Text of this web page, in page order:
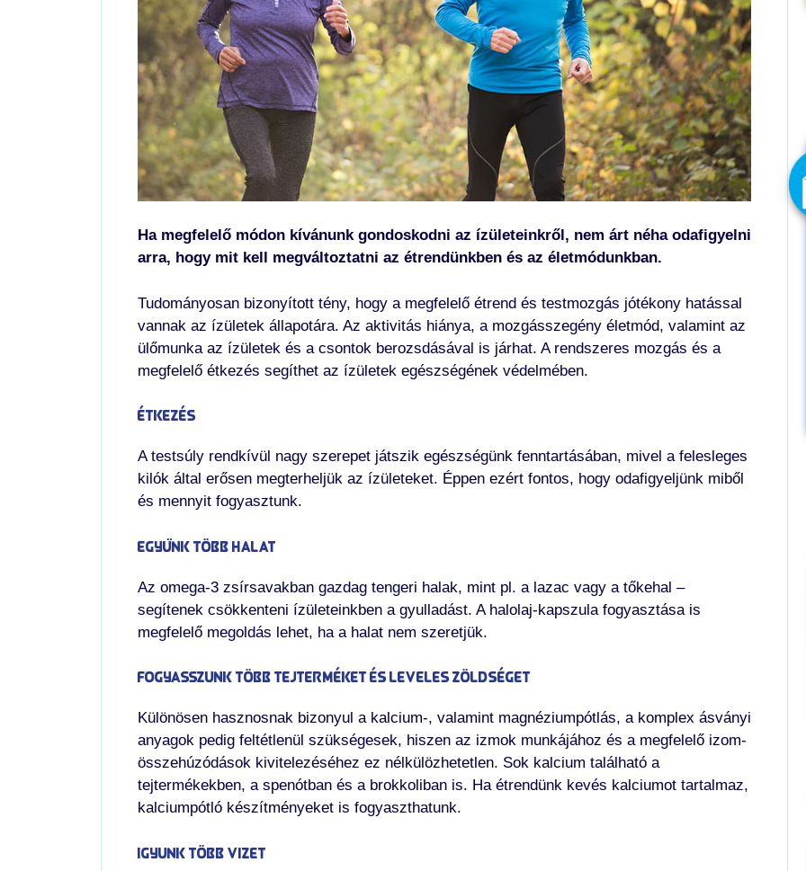
Ha megfelelő módon kívánunk gondoskodni az ízületeinkről, nem árt néha odafigyelni
arra, hogy mit kell megváltoztatni az étrendünkben és az életmódunkban.
Tudományosan bizonyított tény, hogy a megfelelő étrend és testmozgás jótékony hatással
vannak az ízületek állapotára. Az aktivitás hiánya, a mozgásszegény életmód, valamint az
ülőmunka az ízületek és a csontok berozsdásával is járhat. A rendszeres mozgás és a
megfelelő étkezés segíthet az ízületek egészségének védelmében.
Étkezés
A testsúly rendkívül nagy szerepet játszik egészségünk fenntartásában, mivel a felesleges
kilók által erősen megterheljük az ízületeket. Éppen ezért fontos, hogy odafigyeljünk miből
és mennyit fogyasztunk.
Együnk több halat
Az omega-3 zsírsavakban gazdag tengeri halak, mint pl. a lazac vagy a tőkehal –
segítenek csökkenteni ízületeinkben a gyulladást. A halolaj-kapszula fogyasztása is
megfelelő megoldás lehet, ha a halat nem szeretjük.
Fogyasszunk több tejterméket és leveles zöldséget
Különösen hasznosnak bizonyul a kalcium-, valamint magnéziumpótlás, a komplex ásványi
anyagok pedig feltétlenül szükségesek, hiszen az izmok munkájához és a megfelelő izom-
összehúzódások kivitelezéséhez ez nélkülözhetetlen. Sok kalcium található a
tejtermékekben, a spenótban és a brokkoliban is. Ha étrendünk kevés kalciumot tartalmaz,
kalciumpótló készítményeket is fogyaszthatunk.
Igyunk több vizet